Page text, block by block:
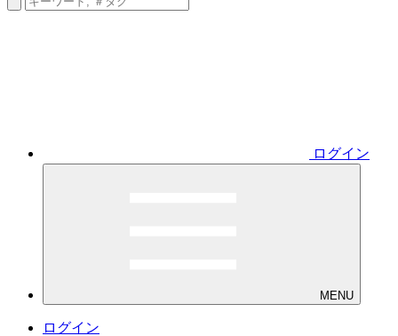
ログイン
MENU
ログイン